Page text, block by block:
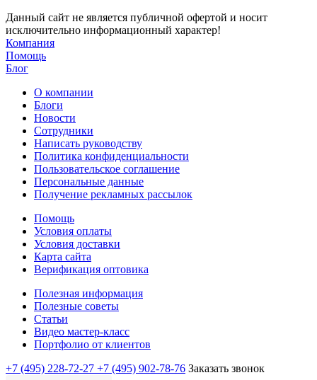
Данный сайт не является публичной офертой и носит
исключительно информационный характер!
Компания
Помощь
Блог
О компании
Блоги
Новости
Сотрудники
Написать руководству
Политика конфиденциальности
Пользовательское соглашение
Персональные данные
Получение рекламных рассылок
Помощь
Условия оплаты
Условия доставки
Карта сайта
Верификация оптовика
Полезная информация
Полезные советы
Статьи
Видео мастер-класс
Портфолио от клиентов
+7 (495) 228-72-27 +7 (495) 902-78-76 Заказать звонок